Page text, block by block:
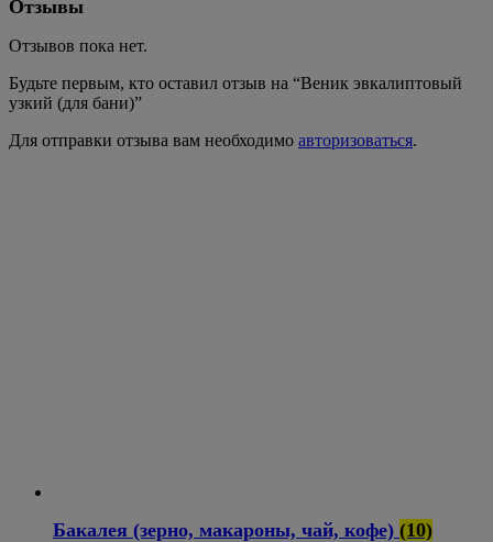
Отзывы
Отзывов пока нет.
Будьте первым, кто оставил отзыв на “Веник эвкалиптовый
узкий (для бани)”
Для отправки отзыва вам необходимо авторизоваться.
Бакалея (зерно, макароны, чай, кофе) (10)